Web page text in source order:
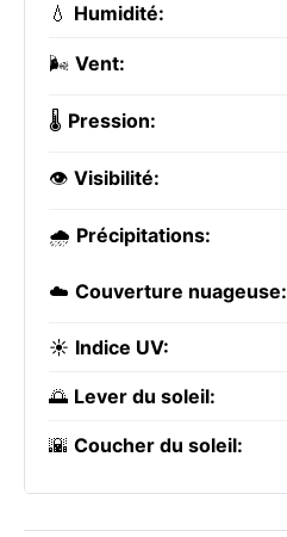
💧 Humidité:
🌬️ Vent:
🌡️ Pression:
👁️ Visibilité:
🌧️ Précipitations:
☁️ Couverture nuageuse:
☀️ Indice UV:
🌅 Lever du soleil:
🌇 Coucher du soleil: